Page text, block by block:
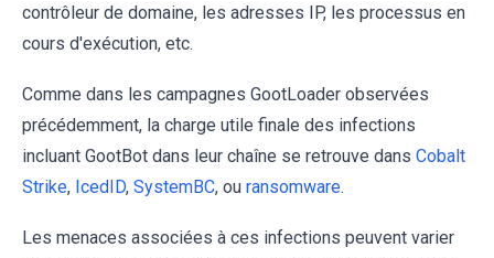
contrôleur de domaine, les adresses IP, les processus en
cours d'exécution, etc.
Comme dans les campagnes GootLoader observées
précédemment, la charge utile finale des infections
incluant GootBot dans leur chaîne se retrouve dans Cobalt
Strike, IcedID, SystemBC, ou ransomware.
Les menaces associées à ces infections peuvent varier